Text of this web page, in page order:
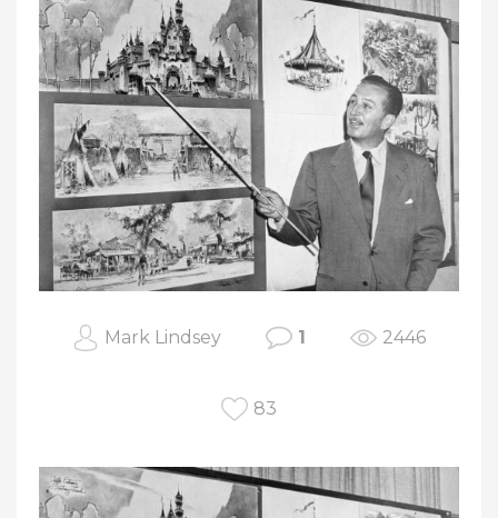
Mark Lindsey 1 2446
83